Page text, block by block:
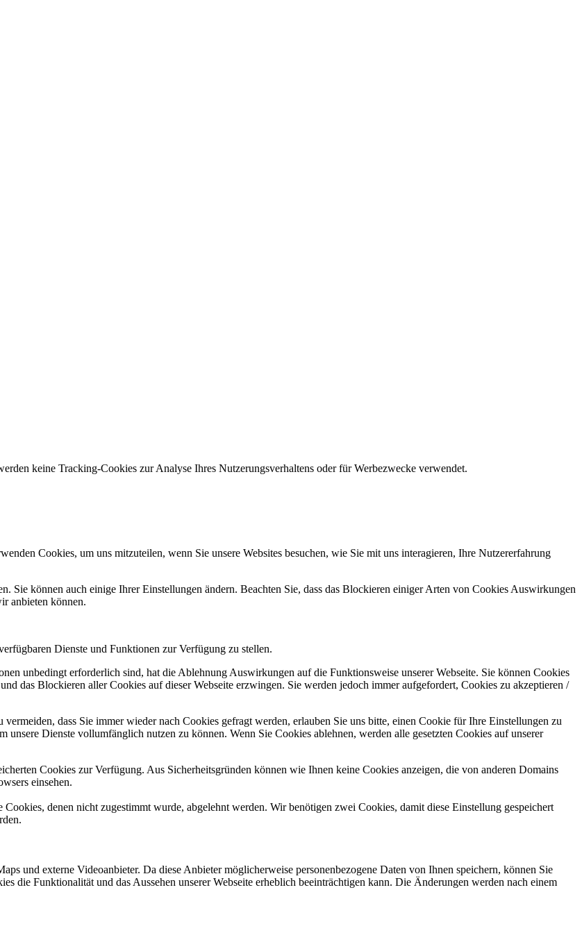
keine Tracking-Cookies zur Analyse Ihres Nutzerungsverhaltens oder für Werbezwecke verwendet.
Cookies, um uns mitzuteilen, wenn Sie unsere Websites besuchen, wie Sie mit uns interagieren, Ihre Nutzererfahrung
Sie können auch einige Ihrer Einstellungen ändern. Beachten Sie, dass das Blockieren einiger Arten von Cookies Auswirkungen
anbieten können.
Dienste und Funktionen zur Verfügung zu stellen.
unbedingt erforderlich sind, hat die Ablehnung Auswirkungen auf die Funktionsweise unserer Webseite. Sie können Cookies
das Blockieren aller Cookies auf dieser Webseite erzwingen. Sie werden jedoch immer aufgefordert, Cookies zu akzeptieren /
dass Sie immer wieder nach Cookies gefragt werden, erlauben Sie uns bitte, einen Cookie für Ihre Einstellungen zu
unsere Dienste vollumfänglich nutzen zu können. Wenn Sie Cookies ablehnen, werden alle gesetzten Cookies auf unserer
Cookies zur Verfügung. Aus Sicherheitsgründen können wie Ihnen keine Cookies anzeigen, die von anderen Domains
einsehen.
denen nicht zugestimmt wurde, abgelehnt werden. Wir benötigen zwei Cookies, damit diese Einstellung gespeichert
und externe Videoanbieter. Da diese Anbieter möglicherweise personenbezogene Daten von Ihnen speichern, können Sie
die Funktionalität und das Aussehen unserer Webseite erheblich beeinträchtigen kann. Die Änderungen werden nach einem